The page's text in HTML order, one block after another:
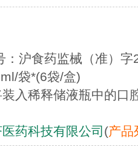
：沪食药监械（准
袋*(6袋/盒)
稀释储液瓶中的口
医药科技有限公司 (产品